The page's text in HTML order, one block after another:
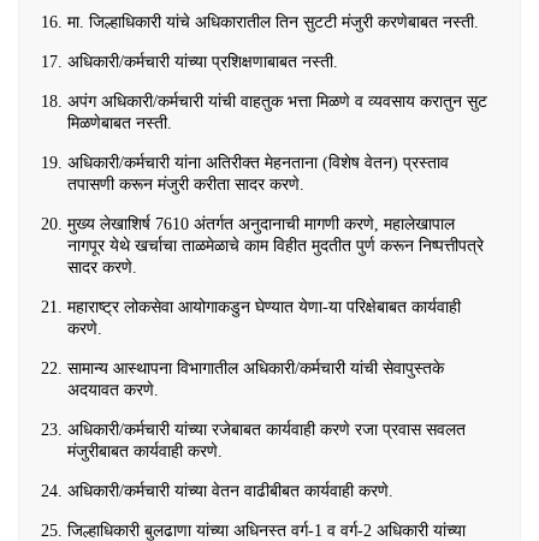
मा. जिल्हाधिकारी यांचे अधिकारातील तिन सुटटी मंजुरी करणेबाबत नस्ती.
अधिकारी/कर्मचारी यांच्या प्रशिक्षणाबाबत नस्ती.
अपंग अधिकारी/कर्मचारी यांची वाहतुक भत्ता मिळणे व व्यवसाय करातुन सुट
मिळणेबाबत नस्ती.
अधिकारी/कर्मचारी यांना अतिरीक्त मेहनताना (विशेष वेतन) प्रस्ताव
तपासणी करून मंजुरी करीता सादर करणे.
मुख्य लेखाशिर्ष 7610 अंतर्गत अनुदानाची मागणी करणे, महालेखापाल
नागपूर येथे खर्चाचा ताळमेळाचे काम विहीत मुदतीत पुर्ण करून निष्पत्तीपत्रे
सादर करणे.
महाराष्ट्र लोकसेवा आयोगाकडुन घेण्यात येणा-या परिक्षेबाबत कार्यवाही
करणे.
सामान्य आस्थापना विभागातील अधिकारी/कर्मचारी यांची सेवापुस्तके
अदयावत करणे.
अधिकारी/कर्मचारी यांच्या रजेबाबत कार्यवाही करणे रजा प्रवास सवलत
मंजुरीबाबत कार्यवाही करणे.
अधिकारी/कर्मचारी यांच्या वेतन वाढीबीबत कार्यवाही करणे.
जिल्हाधिकारी बुलढाणा यांच्या अधिनस्त वर्ग-1 व वर्ग-2 अधिकारी यांच्या